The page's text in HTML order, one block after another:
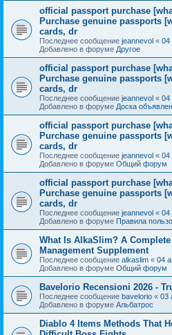
official passport purchase
Purchase genuine passports
cards, dr
Последнее сообщение jeannevol « 04
Добавлено в форуме Другое
official passport purchase
Purchase genuine passports
cards, dr
Последнее сообщение jeannevol « 04
Добавлено в форуме Доска
official passport purchase
Purchase genuine passports
cards, dr
Последнее сообщение jeannevol « 04
Добавлено в форуме Общий форум
official passport purchase
Purchase genuine passports
cards, dr
Последнее сообщение jeannevol « 04
Добавлено в форуме Правила
What Is AlkaSlim? A
Management Supplement
Последнее сообщение alkaslim « 04
Добавлено в форуме Общий форум
Bavelorio Recensioni 2026 -
Последнее сообщение bavelorio « 03
Добавлено в форуме Альбатрос
Diablo 4 Items Methods That